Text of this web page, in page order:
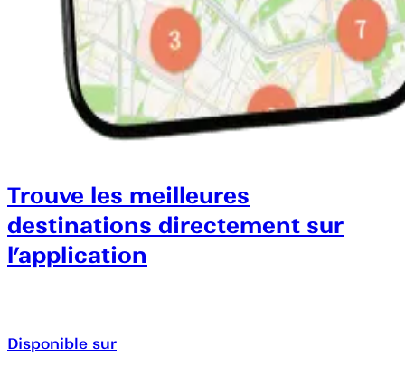
Trouve les meilleures
destinations directement sur
l’application
Disponible sur